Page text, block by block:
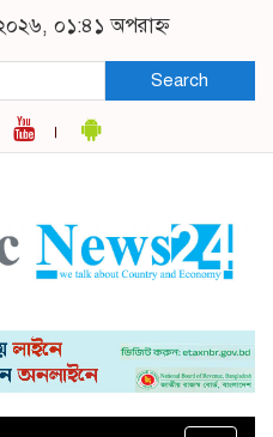
০১:৪১ অপরাহ্ন
Search